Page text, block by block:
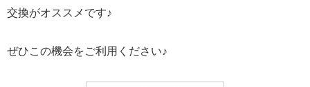
交換がオススメです♪
ぜひこの機会をご利用ください♪